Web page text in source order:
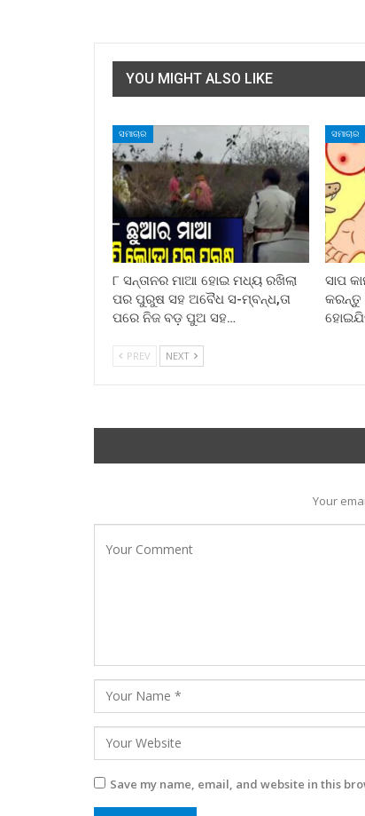
YOU MIGHT ALSO LIKE
ସମାଚାର
୮ ସନ୍ତାନର ମାଆ ହୋଇ ମଧ୍ୟ ରଖିଲା
ପର ପୁରୁଷ ସହ ଅବୈଧ ସ-ମ୍ବନ୍ଧ,ତା
ପରେ ନିଜ ବଡ଼ ପୁଅ ସହ…
ସମାଚାର
ସାପ
କରନ୍ତୁ
PREV NEXT
Your
Save my name, email, and website in this